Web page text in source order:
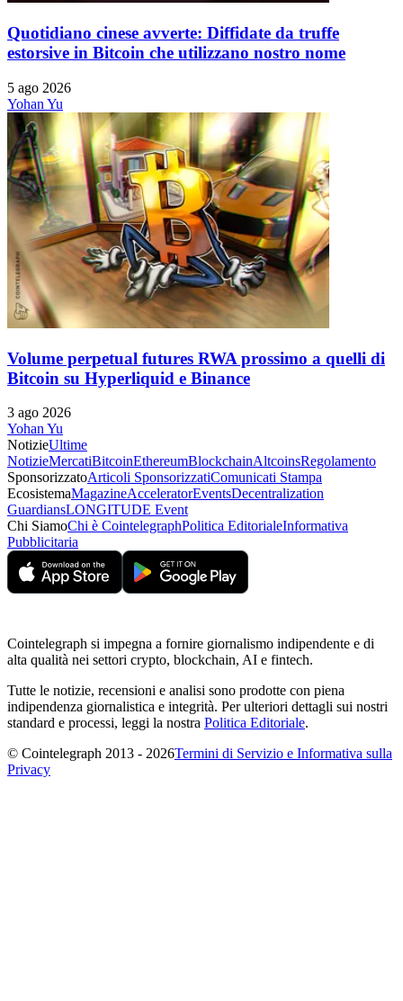
Quotidiano cinese avverte: Diffidate da truffe
estorsive in Bitcoin che utilizzano nostro nome
5 ago 2026
Yohan Yu
Volume perpetual futures RWA prossimo a quelli di
Bitcoin su Hyperliquid e Binance
3 ago 2026
Yohan Yu
NotizieUltime
NotizieMercatiBitcoinEthereumBlockchainAltcoinsRegolamento
SponsorizzatoArticoli SponsorizzatiComunicati Stampa
EcosistemaMagazineAcceleratorEventsDecentralization
GuardiansLONGITUDE Event
Chi SiamoChi è CointelegraphPolitica EditorialeInformativa
Pubblicitaria
Cointelegraph si impegna a fornire giornalismo indipendente e di
alta qualità nei settori crypto, blockchain, AI e fintech.
Tutte le notizie, recensioni e analisi sono prodotte con piena
indipendenza giornalistica e integrità. Per ulteriori dettagli sui nostri
standard e processi, leggi la nostra Politica Editoriale.
© Cointelegraph 2013 - 2026Termini di Servizio e Informativa sulla
Privacy